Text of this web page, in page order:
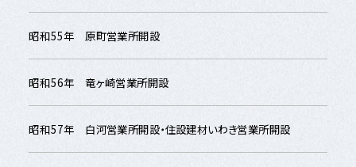
昭和55年 原町営業所開設
昭和56年 竜ヶ崎営業所開設
昭和57年 白河営業所開設・住設建材いわき営業所開設